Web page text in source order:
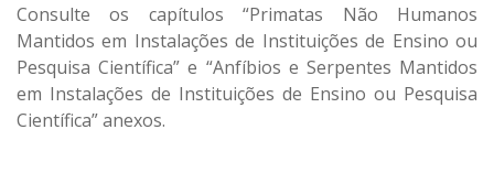
Consulte os capítulos “Primatas Não Humanos
Mantidos em Instalações de Instituições de Ensino ou
Pesquisa Científica” e “Anfíbios e Serpentes Mantidos
em Instalações de Instituições de Ensino ou Pesquisa
Científica” anexos.